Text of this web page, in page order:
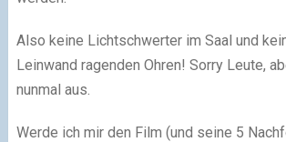
Also keine Lichtschwerter im Saal und
Leinwand ragenden Ohren! Sorry Leute,
nunmal aus.
Werde ich mir den Film (und seine 5